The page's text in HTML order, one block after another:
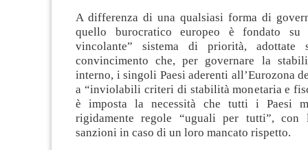
A differenza di una qualsiasi forma di
quello burocratico europeo è fondato su
vincolante” sistema di priorità, adottate
convincimento che, per governare la
interno, i singoli Paesi aderenti all’Eurozona
a “inviolabili criteri di stabilità monetaria e
è imposta la necessità che tutti i Paesi
rigidamente regole “uguali per tutti”, con
sanzioni in caso di un loro mancato rispetto.